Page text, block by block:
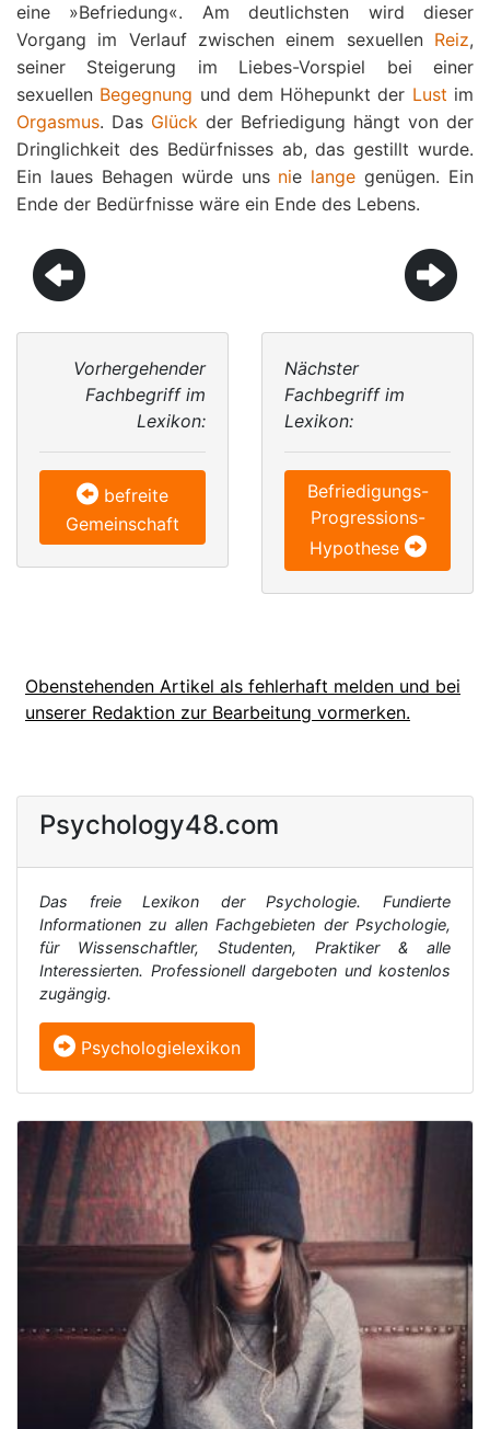
eine »Befriedung«. Am deutlichsten wird dieser
Vorgang im Verlauf zwischen einem sexuellen Reiz,
seiner Steigerung im Liebes-Vorspiel bei einer
sexuellen Begegnung und dem Höhepunkt der Lust im
Orgasmus. Das Glück der Befriedigung hängt von der
Dringlichkeit des Bedürfnisses ab, das gestillt wurde.
Ein laues Behagen würde uns nie lange genügen. Ein
Ende der Bedürfnisse wäre ein Ende des Lebens.
Vorhergehender
Fachbegriff im
Lexikon:
befreite
Gemeinschaft
Nächster
Fachbegriff im
Lexikon:
Befriedigungs-
Progressions-
Hypothese
Obenstehenden Artikel als fehlerhaft melden und bei
unserer Redaktion zur Bearbeitung vormerken.
Psychology48.com
Das freie Lexikon der Psychologie. Fundierte
Informationen zu allen Fachgebieten der Psychologie,
für Wissenschaftler, Studenten, Praktiker & alle
Interessierten. Professionell dargeboten und kostenlos
zugängig.
Psychologielexikon